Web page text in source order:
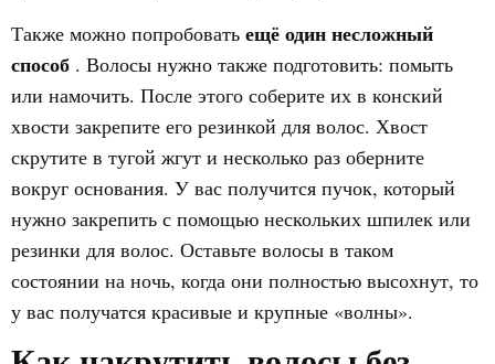
Также можно попробовать ещё один несложный
способ . Волосы нужно также подготовить: помыть
или намочить. После этого соберите их в конский
хвости закрепите его резинкой для волос. Хвост
скрутите в тугой жгут и несколько раз оберните
вокруг основания. У вас получится пучок, который
нужно закрепить с помощью нескольких шпилек или
резинки для волос. Оставьте волосы в таком
состоянии на ночь, когда они полностью высохнут, то
у вас получатся красивые и крупные «волны».